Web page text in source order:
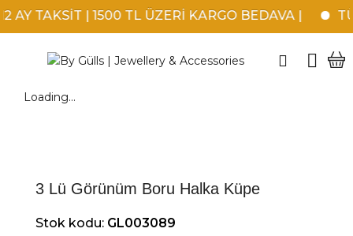
TAKSİT | 1500 TL ÜZERİ KARGO BEDAVA |
Loading...
3 Lü Görünüm Boru Halka Küpe
Stok kodu: GL003089